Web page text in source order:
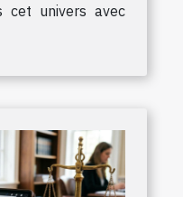
cet univers avec